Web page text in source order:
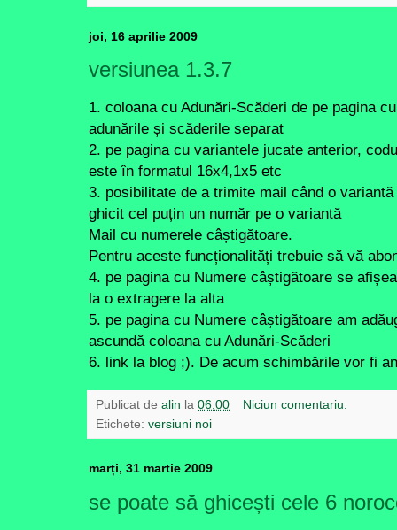
joi, 16 aprilie 2009
versiunea 1.3.7
1. coloana cu Adunări-Scăderi de pe pagina
adunările și scăderile separat
2. pe pagina cu variantele jucate anterior,
este în formatul 16x4,1x5 etc
3. posibilitate de a trimite mail când o
ghicit cel puțin un număr pe o variantă
Mail cu numerele câștigătoare.
Pentru aceste funcționalități trebuie să vă
4. pe pagina cu Numere câștigătoare se
la o extragere la alta
5. pe pagina cu Numere câștigătoare am
ascundă coloana cu Adunări-Scăderi
6. link la blog ;). De acum schimbările vor fi
Publicat de alin la 06:00
Niciun comentariu:
Etichete: versiuni noi
marți, 31 martie 2009
se poate să ghicești cele 6